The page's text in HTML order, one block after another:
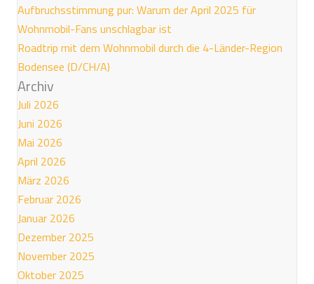
Aufbruchsstimmung pur: Warum der April 2025 für
Wohnmobil-Fans unschlagbar ist
Roadtrip mit dem Wohnmobil durch die 4-Länder-Region
Bodensee (D/CH/A)
Archiv
Juli 2026
Juni 2026
Mai 2026
April 2026
März 2026
Februar 2026
Januar 2026
Dezember 2025
November 2025
Oktober 2025